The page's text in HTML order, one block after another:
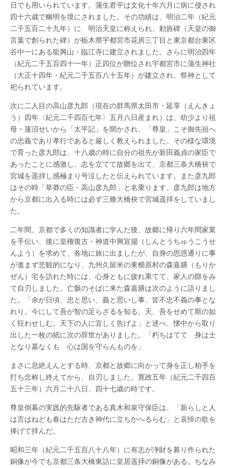
日でも用いられています。蒲生君平は文化十年六月に病に侵され
四十六歳で幽明を境にされました。その功績は、明治二年（紀元
二千五百二十九年）に 明治天皇に称えられ、勅旌碑（天皇の御
言葉で創られた碑）が栃木県宇都宮市花房三丁目と東京都台東区
谷中一にある龍興山・臨江寺に建立されました。さらに明治四年
（紀元二千五百四十一年）正四位が贈位され宇都宮市に蒲生神社
（大正十四年・紀元二千五百八十五年）が建立され、祭神として
祀られています。
次に二人目の高山彦九郎（現在の群馬県太田市・延享（えんきょ
う）四年〈紀元二千四百七年〉五月八日産まれ）は、幼少より祖
母・蓮沼せいから「太平記」を聞かされ、「尊皇」こそ御先祖へ
の忠義であり孝行であると厳しく教えられました。その様な環境
で育った彦九郎は、十八歳の時に自分の祖先が新田義貞の家臣で
あったことに感激し、志を立てて故郷を出て、京都三条大橋袂で
宮城を遥拝し感極まり号泣したと伝えられています。また彦九郎
はその時「草莽の臣・高山彦九郎」と名乗ります。彦九郎は地方
から京都に出入る時には必ず三條大橋袂で宮城遥拝をしていまし
た。
二年間、京都で多くの知識者に学んだ後、故郷に帰り六年間家業
を手伝い、後に皇権復古・神道中興宣揚（しんとうちゅうこうせ
んよう）を求めて、各地に旅に出ましたが、自身の思惑通りに事
が進まず悲観的になり、九州久留米の東櫛原村の森嘉膳（もりか
ぜん）宅を訪れた時には、心身ともに疲れ果てて、家人の隙をみ
て自刃しました。亡骸のそばに来た森嘉膳は次のように語りまし
た。「余が日頃、忠と思い、義と思いし事、皆不忠不義の事とな
れり。今にして吾が智の足らざるを知る。天、吾をせめて斯の如
く狂わせしむ。天下の人に宜しく告げよ」と述べ、懐中から取り
出した一枚の紙に次の辞世がありました。「朽ちはてて 身は士
となり墓なくも 心は国を守らんものを」
まさに息絶えんとする時、京都と故郷に向かって身を正し柏手を
打ち念称し終えてから、自刃しました。寛政五年（紀元二千四百
五十三年）六月二十八日、四十七歳の時です。
尊皇倒幕の実践的先駆者である真木和泉守保臣は、「新らしと人
は言はねども春はただ古き神代に立ちかへるらむ」と哀悼の歌を
捧げて拝んだ。
昭和三年（紀元二千五百八十八年）に有志が浄財を募り作られた
銅像が今でも京都三条大橋東詰に皇居遥拝の銅像がある。ちなみ